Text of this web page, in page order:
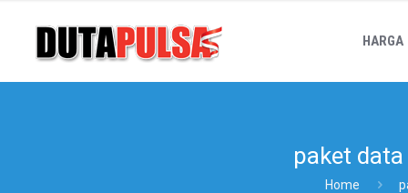
HARGA
paket
Home